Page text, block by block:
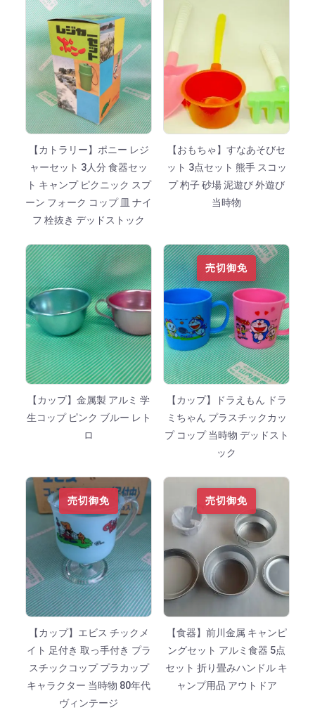
【カトラリー】ポニー レジ
ャーセット 3人分 食器セッ
ト キャンプ ピクニック スプ
ーン フォーク コップ 皿 ナイ
フ 栓抜き デッドストック
【おもちゃ】すなあそびセ
ット 3点セット 熊手 スコッ
プ 杓子 砂場 泥遊び 外遊び
当時物
【カップ】金属製 アルミ 学
生コップ ピンク ブルー レト
ロ
売切御免
【カップ】ドラえもん ドラ
ミちゃん プラスチックカッ
プ コップ 当時物 デッドスト
ック
売切御免
【カップ】エビス チックメ
イト 足付き 取っ手付き プラ
スチックコップ プラカップ
キャラクター 当時物 80年代
ヴィンテージ
売切御免
【食器】前川金属 キャンピ
ングセット アルミ食器 5点
セット 折り畳みハンドル キ
ャンプ用品 アウトドア